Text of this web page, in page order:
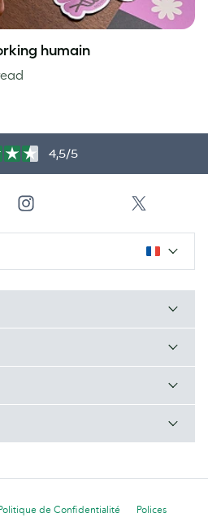
humain
4,5/5
de Confidentialité Polices